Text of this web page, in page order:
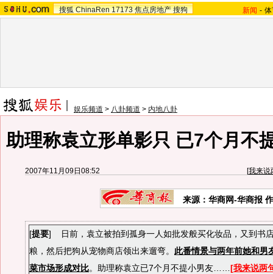
搜狐 ChinaRen 17173 焦点房地产 搜狗 新闻 -
娱乐频道 > 八卦频道 > 内地八卦
助理称袁立形单影只 已7个月不
2007年11月09日08:52 [我来说
来源：华商网-华商报
[提要] 日前 ，袁立被拍到孤身一人如批发般买化妆品，又到书
粮，然后把狗从宠物商店领出来遛弯。 此番情景与两年前她和男
菜市场形成对比。助理称袁立已7个月不提小男友 [我来说两